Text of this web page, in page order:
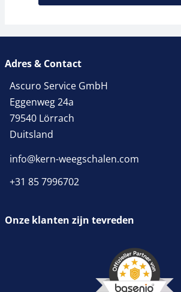
Adres & Contact
Ascuro Service GmbH
Eggenweg 24a
79540 Lörrach
Duitsland
info@kern-weegschalen.com
+31 85 7996702
Onze klanten zijn tevreden